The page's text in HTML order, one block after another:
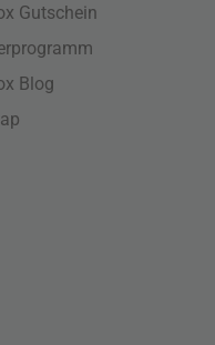
Gutschein
Blog